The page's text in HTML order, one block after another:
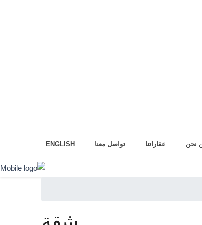
نحن عقاراتنا تواصل معنا ENGLISH